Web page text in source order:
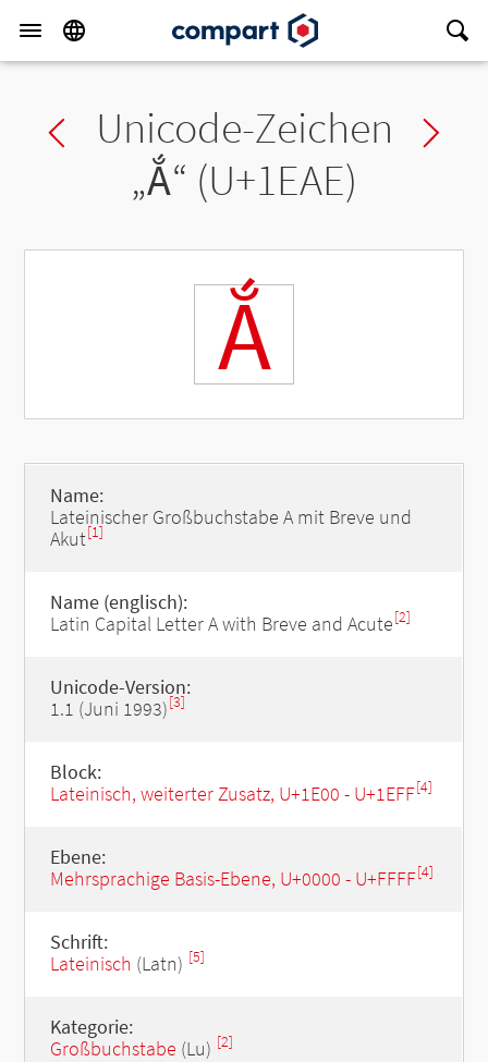
Previous char
Unicode-Zeichen
„Ắ“ (U+1EAE)
Ắ
Name:
Lateinischer Großbuchstabe A mit Breve und
Akut[1]
Name (englisch):
Latin Capital Letter A with Breve and Acute[2]
Unicode-Version:
1.1 (Juni 1993)[3]
Block:
Lateinisch, weiterter Zusatz, U+1E00 - U+1EFF[4]
Ebene:
Mehrsprachige Basis-Ebene, U+0000 - U+FFFF[4]
Schrift:
Lateinisch (Latn) [5]
Kategorie:
Großbuchstabe (Lu) [2]